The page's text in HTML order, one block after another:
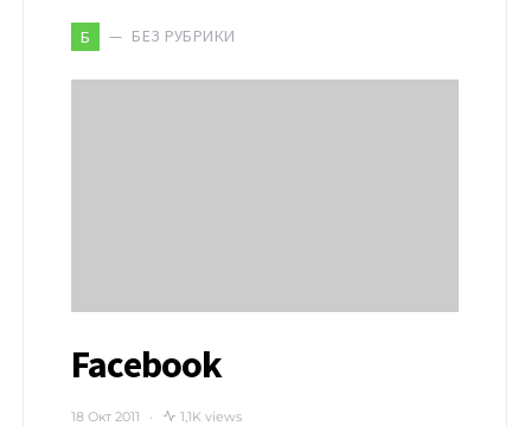
Б БЕЗ РУБРИКИ
Facebook
18 Окт 2011 1,1K views